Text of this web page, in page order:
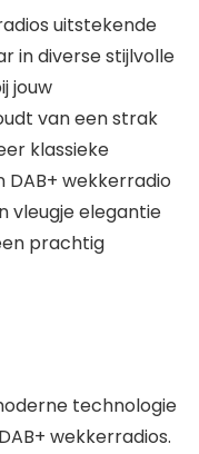
uitstekende
in diverse stijlvolle
jouw
van een strak
klassieke
DAB+ wekkerradio
vleugje elegantie
prachtig
technologie
wekkerradios.